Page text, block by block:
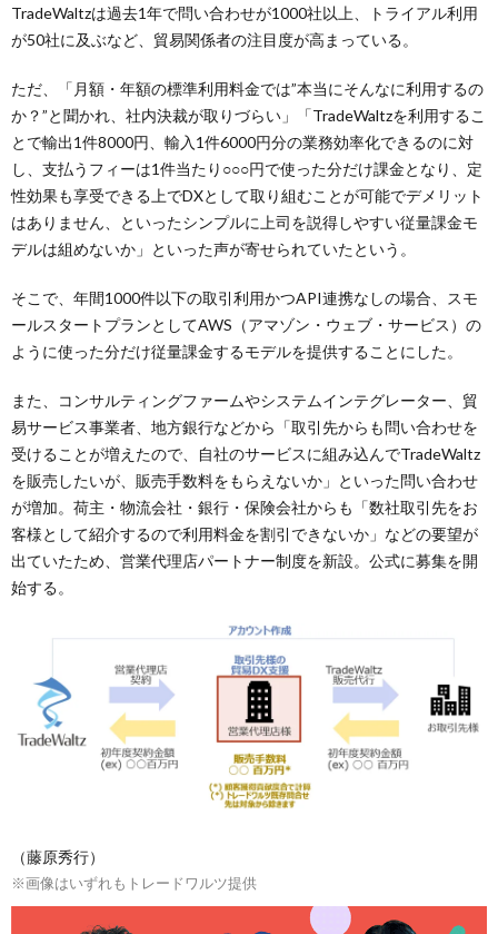
TradeWaltzは過去1年で問い合わせが1000社以上、トライアル利用
が50社に及ぶなど、貿易関係者の注目度が高まっている。
ただ、「月額・年額の標準利用料金では”本当にそんなに利用するの
か？”と聞かれ、社内決裁が取りづらい」「TradeWaltzを利用するこ
とで輸出1件8000円、輸入1件6000円分の業務効率化できるのに対
し、支払うフィーは1件当たり○○○円で使った分だけ課金となり、定
性効果も享受できる上でDXとして取り組むことが可能でデメリット
はありません、といったシンプルに上司を説得しやすい従量課金モ
デルは組めないか」といった声が寄せられていたという。
そこで、年間1000件以下の取引利用かつAPI連携なしの場合、スモ
ールスタートプランとしてAWS（アマゾン・ウェブ・サービス）の
ように使った分だけ従量課金するモデルを提供することにした。
また、コンサルティングファームやシステムインテグレーター、貿
易サービス事業者、地方銀行などから「取引先からも問い合わせを
受けることが増えたので、自社のサービスに組み込んでTradeWaltz
を販売したいが、販売手数料をもらえないか」といった問い合わせ
が増加。荷主・物流会社・銀行・保険会社からも「数社取引先をお
客様として紹介するので利用料金を割引できないか」などの要望が
出ていたため、営業代理店パートナー制度を新設。公式に募集を開
始する。
（藤原秀行）
※画像はいずれもトレードワルツ提供